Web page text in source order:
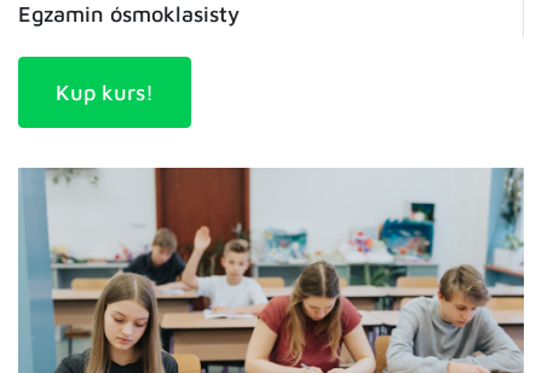
Egzamin ósmoklasisty
Kup kurs!